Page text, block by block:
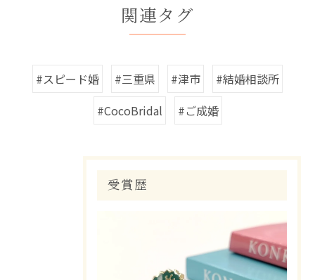
関連タグ
#スピード婚 #三重県 #津市
#結婚相談所
#CocoBridal
#ご成婚
受賞歴